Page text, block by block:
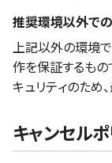
推奨環境以外で
上記以外の環境
作を保証するもの
キュリティのため
キャンセル